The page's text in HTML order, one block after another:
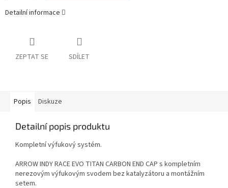
Detailní informace
ZEPTAT SE SDÍLET
Popis Diskuze
Detailní popis produktu
Kompletní výfukový systém.
ARROW INDY RACE EVO TITAN CARBON END CAP s kompletním
nerezovým výfukovým svodem bez katalyzátoru a montážním
setem.